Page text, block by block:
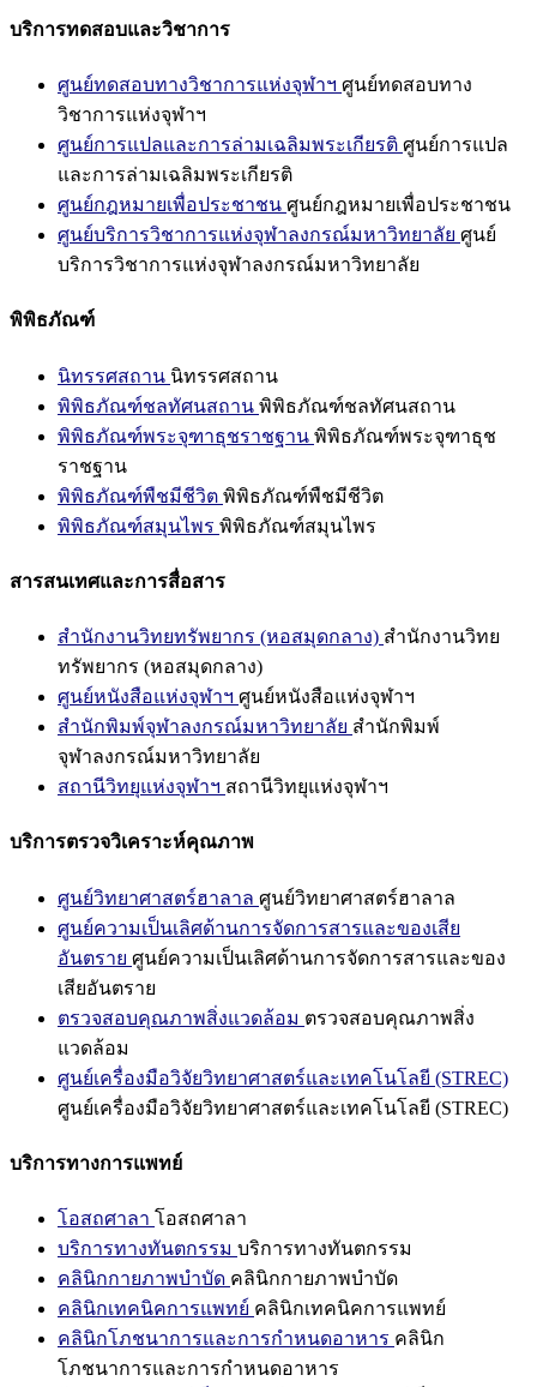
บริการทดสอบและวิชาการ
ศูนย์ทดสอบทางวิชาการแห่งจุฬาฯ ศูนย์ทดสอบทาง
วิชาการแห่งจุฬาฯ
ศูนย์การแปลและการล่ามเฉลิมพระเกียรติ ศูนย์การแปล
และการล่ามเฉลิมพระเกียรติ
ศูนย์กฎหมายเพื่อประชาชน ศูนย์กฎหมายเพื่อประชาชน
ศูนย์บริการวิชาการแห่งจุฬาลงกรณ์มหาวิทยาลัย ศูนย์
บริการวิชาการแห่งจุฬาลงกรณ์มหาวิทยาลัย
พิพิธภัณฑ์
นิทรรศสถาน นิทรรศสถาน
พิพิธภัณฑ์ชลทัศนสถาน พิพิธภัณฑ์ชลทัศนสถาน
พิพิธภัณฑ์พระจุฑาธุชราชฐาน พิพิธภัณฑ์พระจุฑาธุช
ราชฐาน
พิพิธภัณฑ์พืชมีชีวิต พิพิธภัณฑ์พืชมีชีวิต
พิพิธภัณฑ์สมุนไพร พิพิธภัณฑ์สมุนไพร
สารสนเทศและการสื่อสาร
สำนักงานวิทยทรัพยากร (หอสมุดกลาง) สำนักงานวิทย
ทรัพยากร (หอสมุดกลาง)
ศูนย์หนังสือแห่งจุฬาฯ ศูนย์หนังสือแห่งจุฬาฯ
สำนักพิมพ์จุฬาลงกรณ์มหาวิทยาลัย สำนักพิมพ์
จุฬาลงกรณ์มหาวิทยาลัย
สถานีวิทยุแห่งจุฬาฯ สถานีวิทยุแห่งจุฬาฯ
บริการตรวจวิเคราะห์คุณภาพ
ศูนย์วิทยาศาสตร์ฮาลาล ศูนย์วิทยาศาสตร์ฮาลาล
ศูนย์ความเป็นเลิศด้านการจัดการสารและของเสีย
อันตราย ศูนย์ความเป็นเลิศด้านการจัดการสารและของ
เสียอันตราย
ตรวจสอบคุณภาพสิ่งแวดล้อม ตรวจสอบคุณภาพสิ่ง
แวดล้อม
ศูนย์เครื่องมือวิจัยวิทยาศาสตร์และเทคโนโลยี (STREC)
ศูนย์เครื่องมือวิจัยวิทยาศาสตร์และเทคโนโลยี (STREC)
บริการทางการแพทย์
โอสถศาลา โอสถศาลา
บริการทางทันตกรรม บริการทางทันตกรรม
คลินิกกายภาพบำบัด คลินิกกายภาพบำบัด
คลินิกเทคนิคการแพทย์ คลินิกเทคนิคการแพทย์
คลินิกโภชนาการและการกำหนดอาหาร คลินิก
โภชนาการและการกำหนดอาหาร